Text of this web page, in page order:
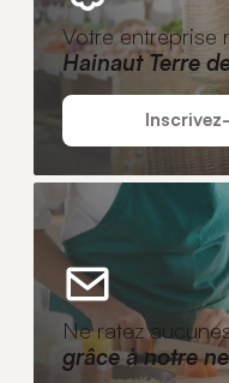
Votre entreprise
Hainaut Terre
Ne ratez
grâce à notre